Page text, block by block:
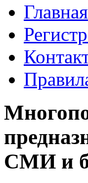
Главная
СМИ и